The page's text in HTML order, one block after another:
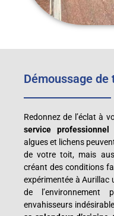
Démoussage
Redonnez de l’éclat à
service
algues et lichens
de votre toit, mais
créant des conditions
expérimentée à Aurillac
de l’environnement
envahisseurs